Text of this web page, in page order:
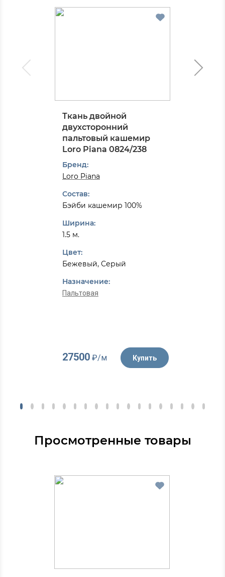
Ткань двойной
двухсторонний
пальтовый кашемир
Loro Piana 0824/238
Бренд:
Loro Piana
Состав:
Бэйби кашемир 100%
Ширина:
1.5 м.
Цвет:
Бежевый, Серый
Назначение:
Пальтовая
27500₽/м Купить
Просмотренные товары